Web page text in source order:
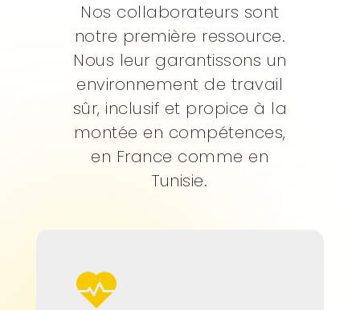
Nos collaborateurs sont
notre première ressource.
Nous leur garantissons un
environnement de travail
sûr, inclusif et propice à la
montée en compétences,
en France comme en
Tunisie.